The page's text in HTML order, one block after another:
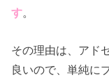
す。
その理由は、アド
良いので、単純に